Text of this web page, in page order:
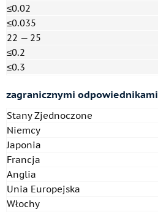
≤0.02
≤0.035
22 — 25
≤0.2
≤0.3
zagranicznymi odpowiednikami
Stany Zjednoczone
Niemcy
Japonia
Francja
Anglia
Unia Europejska
Włochy